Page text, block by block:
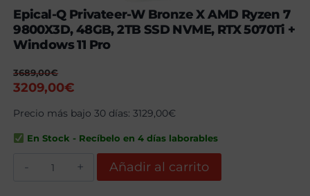
Epical-Q Privateer-W Bronze X AMD Ryzen 7
9800X3D, 48GB, 2TB SSD NVME, RTX 5070Ti +
Windows 11 Pro
3689,00€
El
original
era:
3689,00€.
3209,00€
actual
es:
Precio más bajo 30 días:3129,00€
En Stock - Recíbelo en 4 días laborables
Añadir al carrito